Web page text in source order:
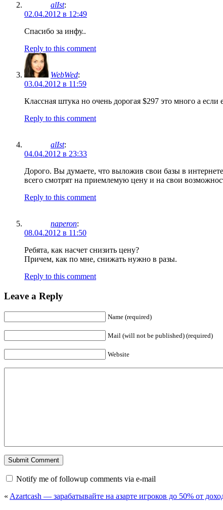
alIst:
02.04.2012 в 12:49
Спасибо за инфу..
Reply to this comment
WebWed:
03.04.2012 в 11:59
Классная штука но очень дорогая $297 это много а
Reply to this comment
alIst:
04.04.2012 в 23:33
Дорого. Вы думаете, что выложив свои базы в
всего смотрят на приемлемую цену и на свои
Reply to this comment
naperon:
08.04.2012 в 11:50
Ребята, как насчет снизить цену?
Причем, как по мне, снижать нужно в разы.
Reply to this comment
Leave a Reply
Name (required)
Mail (will not be published) (required)
Website
Notify me of followup comments via e-mail
« Azartcash — зарабатывайте на азарте игроков до 50% от